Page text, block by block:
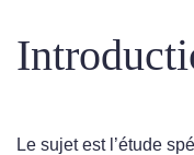
Le sujet est l’étude